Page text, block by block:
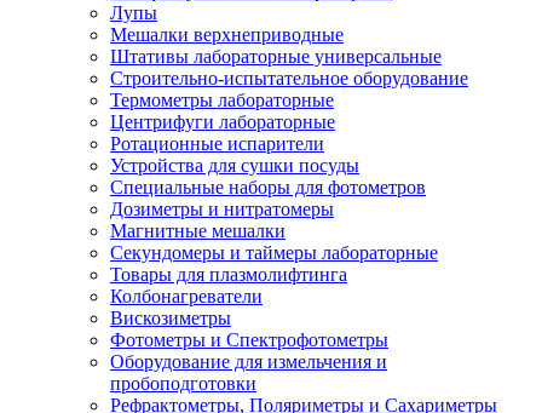
Лупы
Мешалки верхнеприводные
Штативы лабораторные универсальные
Строительно-испытательное оборудование
Термометры лабораторные
Центрифуги лабораторные
Ротационные испарители
Устройства для сушки посуды
Специальные наборы для фотометров
Дозиметры и нитратомеры
Магнитные мешалки
Секундомеры и таймеры лабораторные
Товары для плазмолифтинга
Колбонагреватели
Вискозиметры
Фотометры и Спектрофотометры
Оборудование для измельчения и
пробоподготовки
Рефрактометры, Поляриметры и Сахариметры